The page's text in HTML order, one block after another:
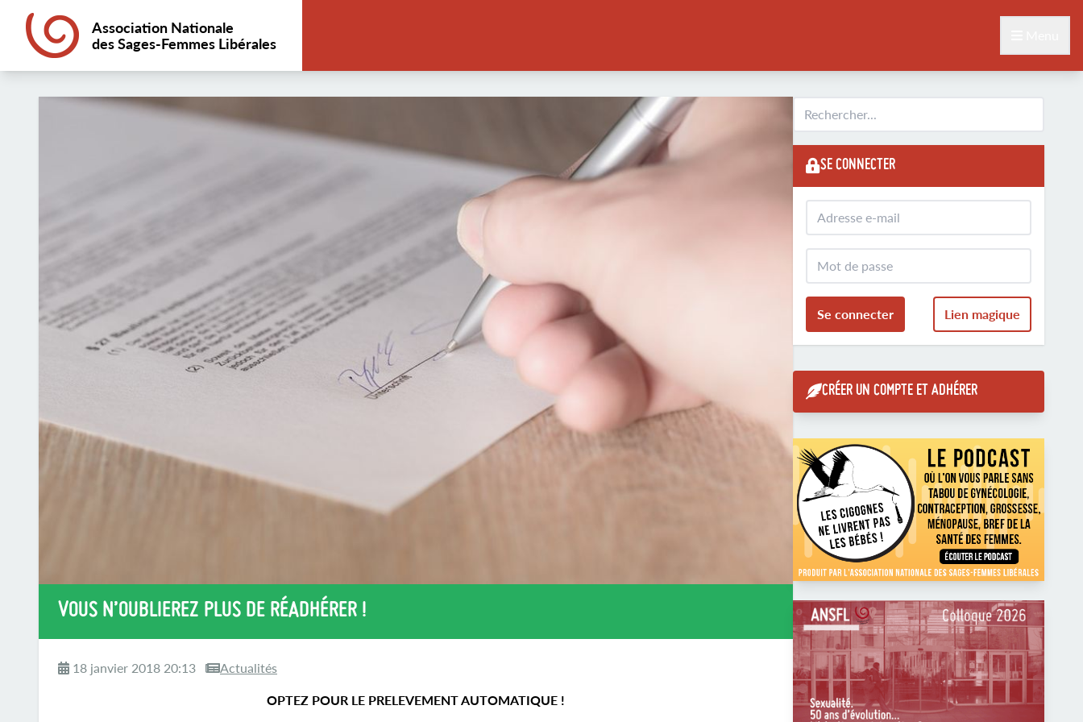
Association Nationale
des Sages-Femmes Libérales
VOUS N’OUBLIEREZ PLUS DE RÉADHÉRER !
18 janvier 2018 20:13 Actualités
OPTEZ POUR LE PRELEVEMENT AUTOMATIQUE !
SE CONNECTER
Se connecter Lien magique
CRÉER UN COMPTE ET ADHÉRER